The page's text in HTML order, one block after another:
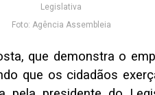
Legislativa
Foto: Agência Assembleia
que demonstra o
que os cidadãos